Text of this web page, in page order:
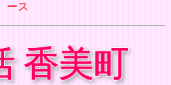
ース
香美町